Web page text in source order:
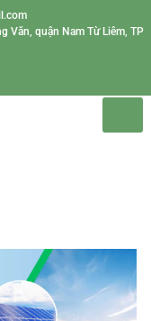
Văn, quận Nam Từ Liêm, TP